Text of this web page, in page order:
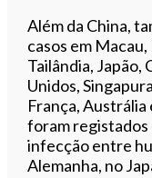
Além da China,
casos em
Tailândia, Japão,
Unidos,
França,
foram registados
infecção entre
Alemanha, no